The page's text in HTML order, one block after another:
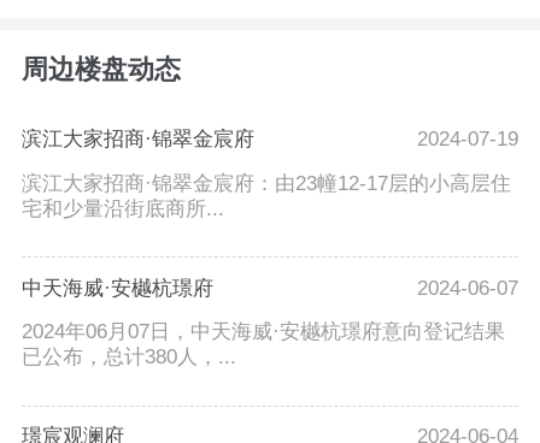
周边楼盘动态
滨江大家招商·锦翠金宸府
2024-07-19
滨江大家招商·锦翠金宸府：由23幢12-17层的小高层住
宅和少量沿街底商所...
中天海威·安樾杭璟府
2024-06-07
2024年06月07日，中天海威·安樾杭璟府意向登记结果
已公布，总计380人，...
璟宸观澜府
2024-06-04